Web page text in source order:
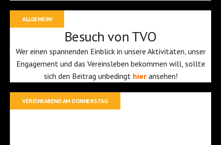
ALLGEMEIN!
Besuch von TVO
Wer einen spannenden Einblick in unsere Aktivitäten, unser
Engagement und das Vereinsleben bekommen will, sollte
sich den Beitrag unbedingt hieransehen!
VEREINSABEND AM DONNERSTAG